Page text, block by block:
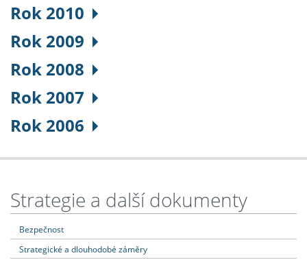
Rok 2010
Rok 2009
Rok 2008
Rok 2007
Rok 2006
Strategie a další dokumenty
Bezpečnost
Strategické a dlouhodobé záměry